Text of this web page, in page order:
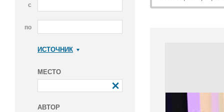
с
по
ИСТОЧНИК
МЕСТО
АВТОР